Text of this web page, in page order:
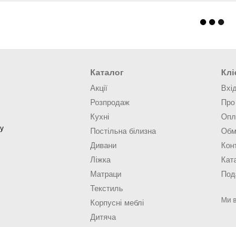
Каталог
Акції
Розпродаж
Кухні
Постільна білизна
Дивани
Ліжка
Матраци
Текстиль
Корпусні меблі
Дитяча
Ми